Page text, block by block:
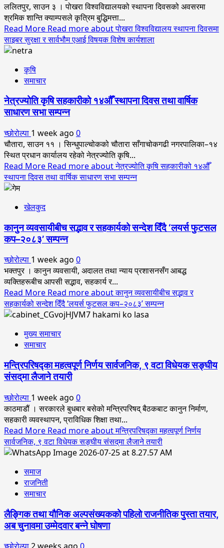
ललितपुर, साउन ३ । पोखरा विश्वविद्यालयको स्थापना दिवसको अवसरमा
श्रमिक शान्ति क्याम्पसले कृत्रिम बुद्धिमत्ता...
Read More Read more about पोखरा विश्वविद्यालय स्थापना दिवसमा
साइबर सुरक्षा र सार्वभौम एआई विषयक विशेष कार्यशाला
कृषि
समाचार
नेत्रज्योति कृषि सहकारीको १४औँ स्थापना दिवस तथा वार्षिक
साधारण सभा सम्पन्न
च्छोरोल्पा 1 week ago 0
चौतारा, साउन ११ । सिन्धुपाल्चोकको चौतारा साँगाचोकगढी नगरपालिका–१४
स्थित प्रधान कार्यालय रहेको नेत्रज्योति कृषि...
Read More Read more about नेत्रज्योति कृषि सहकारीको १४औँ
स्थापना दिवस तथा वार्षिक साधारण सभा सम्पन्न
खेलकुद
कानुन व्यवसायीबीच सद्भाव र सहकार्यको सन्देश दिँदै ‘लयर्स फुटसल
कप–२०८३’ सम्पन्न
च्छोरोल्पा 1 week ago 0
भक्तपुर । कानुन व्यवसायी, अदालत तथा न्याय प्रशासनसँग आबद्ध
व्यक्तिहरूबीच आपसी सद्भाव, सहकार्य र...
Read More Read more about कानुन व्यवसायीबीच सद्भाव र
सहकार्यको सन्देश दिँदै ‘लयर्स फुटसल कप–२०८३’ सम्पन्न
मुख्य समाचार
समाचार
मन्त्रिपरिषद्का महत्वपूर्ण निर्णय सार्वजनिक, ९ वटा विधेयक सङ्घीय
संसद्‌मा लैजाने तयारी
च्छोरोल्पा 1 week ago 0
काठमाडौं । सरकारले बुधबार बसेको मन्त्रिपरिषद् बैठकबाट कानुन निर्माण,
सहकारी व्यवस्थापन, प्राविधिक शिक्षा तथा...
Read More Read more about मन्त्रिपरिषद्का महत्वपूर्ण निर्णय
सार्वजनिक, ९ वटा विधेयक सङ्घीय संसद्‌मा लैजाने तयारी
समाज
राजनिती
समाचार
लैङ्गिक तथा यौनिक अल्पसंख्यकको पहिलो राजनीतिक पुस्ता तयार,
अब चुनावमा उम्मेदवार बन्ने घोषणा